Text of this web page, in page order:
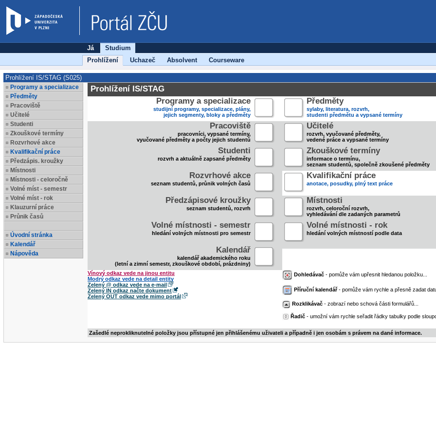
Já
Studium
Prohlížení
Uchazeč Absolvent Courseware
Prohlížení IS/STAG (S025)
Programy a specializace
Předměty
Pracoviště
Učitelé
Studenti
Zkouškové termíny
Rozvrhové akce
Kvalifikační práce
Předzápis. kroužky
Místnosti
Místnosti - celoročně
Volné míst - semestr
Volné míst - rok
Klauzurní práce
Průnik časů
Úvodní stránka
Kalendář
Nápověda
Prohlížení IS/STAG
Programy a specializace
studijní programy, specializace, plány,
jejich segmenty, bloky a předměty
Předměty
sylaby, literatura, rozvrh,
studenti předmětu a vypsané termíny
Pracoviště
pracovníci, vypsané termíny,
vyučované předměty a počty jejich studentů
Učitelé
rozvrh, vyučované předměty,
vedené práce a vypsané termíny
Studenti
rozvrh a aktuálně zapsané předměty
Zkouškové termíny
informace o termínu,
seznam studentů, společně zkoušené předměty
Rozvrhové akce
seznam studentů, průnik volných časů
Kvalifikační práce
anotace, posudky, plný text práce
Předzápisové kroužky
seznam studentů, rozvrh
Místnosti
rozvrh, celoroční rozvrh,
vyhledávání dle zadaných parametrů
Volné místnosti - semestr
hledání volných místnosti pro semestr
Volné místnosti - rok
hledání volných místností podle data
Kalendář
kalendář akademického roku
(letní a zimní semestr, zkouškové období, prázdniny)
Vínový odkaz vede na jinou entitu
Modrý odkaz vede na detail entity
Zelený @ odkaz vede na e-mail
Zelený IN odkaz načte dokument
Zelený OUT odkaz vede mimo portál
Dohledávač - pomůže vám upřesnit hledanou položku...
Příruční kalendář- pomůže vám rychle a přesně zadat
Rozklikávač - zobrazí nebo schová části formulářů...
Řadič - umožní vám rychle seřadit řádky tabulky podle
Zašedlé neprokliknutelné položky jsou přístupné jen přihlášenému uživateli a případně i jen osobám s právem na dané informace.